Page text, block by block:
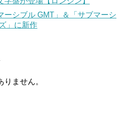
ーシブル GMT」＆「サブマーシ
」に新作
ません。